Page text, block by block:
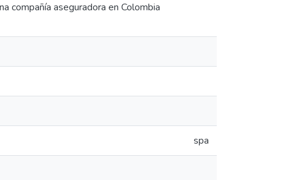
compañía aseguradora en Colombia
spa